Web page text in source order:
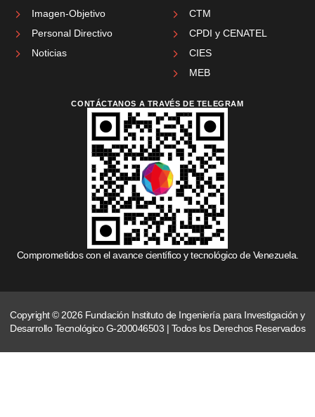
Imagen-Objetivo
Personal Directivo
Noticias
CTM
CPDI y CENATEL
CIES
MEB
CONTÁCTANOS A TRAVÉS DE TELEGRAM
Comprometidos con el avance científico y tecnológico de Venezuela.
Copyright © 2026 Fundación Instituto de Ingeniería para Investigación y
Desarrollo Tecnológico G-200046503 | Todos los Derechos Reservados